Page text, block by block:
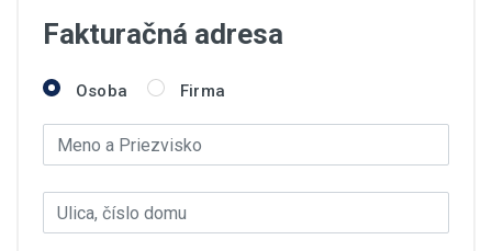
Fakturačná adresa
Osoba Firma